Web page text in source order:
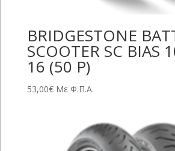
BRIDGESTONE
SCOOTER SC BIAS
16 (50 P)
53,00€ Με Φ.Π.Α.